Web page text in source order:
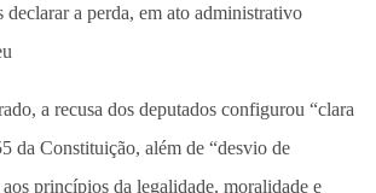
declarar a perda, em ato administrativo
a recusa dos deputados configurou “clara
da Constituição, além de “desvio de
princípios da legalidade, moralidade e